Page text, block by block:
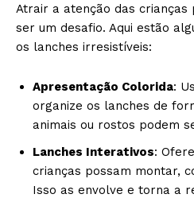
Atrair a atenção das crianças
ser um desafio. Aqui estão
os lanches irresistíveis:
Apresentação Colorida:
organize os lanches de
animais ou rostos podem
Lanches Interativos:
crianças possam montar,
Isso as envolve e torna a